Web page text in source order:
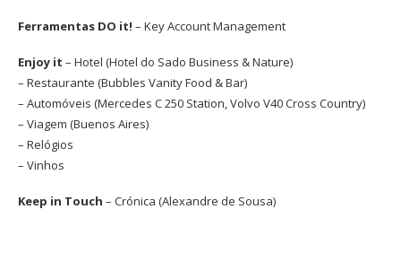
Ferramentas DO it! – Key Account Management
Enjoy it – Hotel (Hotel do Sado Business & Nature)
– Restaurante (Bubbles Vanity Food & Bar)
– Automóveis (Mercedes C 250 Station, Volvo V40 Cross Country)
– Viagem (Buenos Aires)
– Relógios
– Vinhos
Keep in Touch – Crónica (Alexandre de Sousa)